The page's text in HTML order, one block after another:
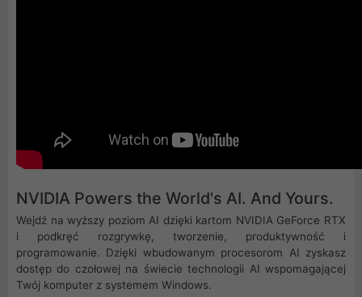
NVIDIA Powers the World's AI. And Yours.
Wejdź na wyższy poziom AI dzięki kartom NVIDIA GeForce RTX
i podkręć rozgrywkę, tworzenie, produktywność i
programowanie. Dzięki wbudowanym procesorom AI zyskasz
dostęp do czołowej na świecie technologii AI wspomagającej
Twój komputer z systemem Windows.